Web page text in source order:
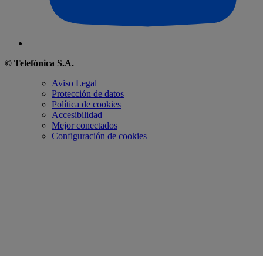
© Telefónica S.A.
Aviso Legal
Protección de datos
Política de cookies
Accesibilidad
Mejor conectados
Configuración de cookies